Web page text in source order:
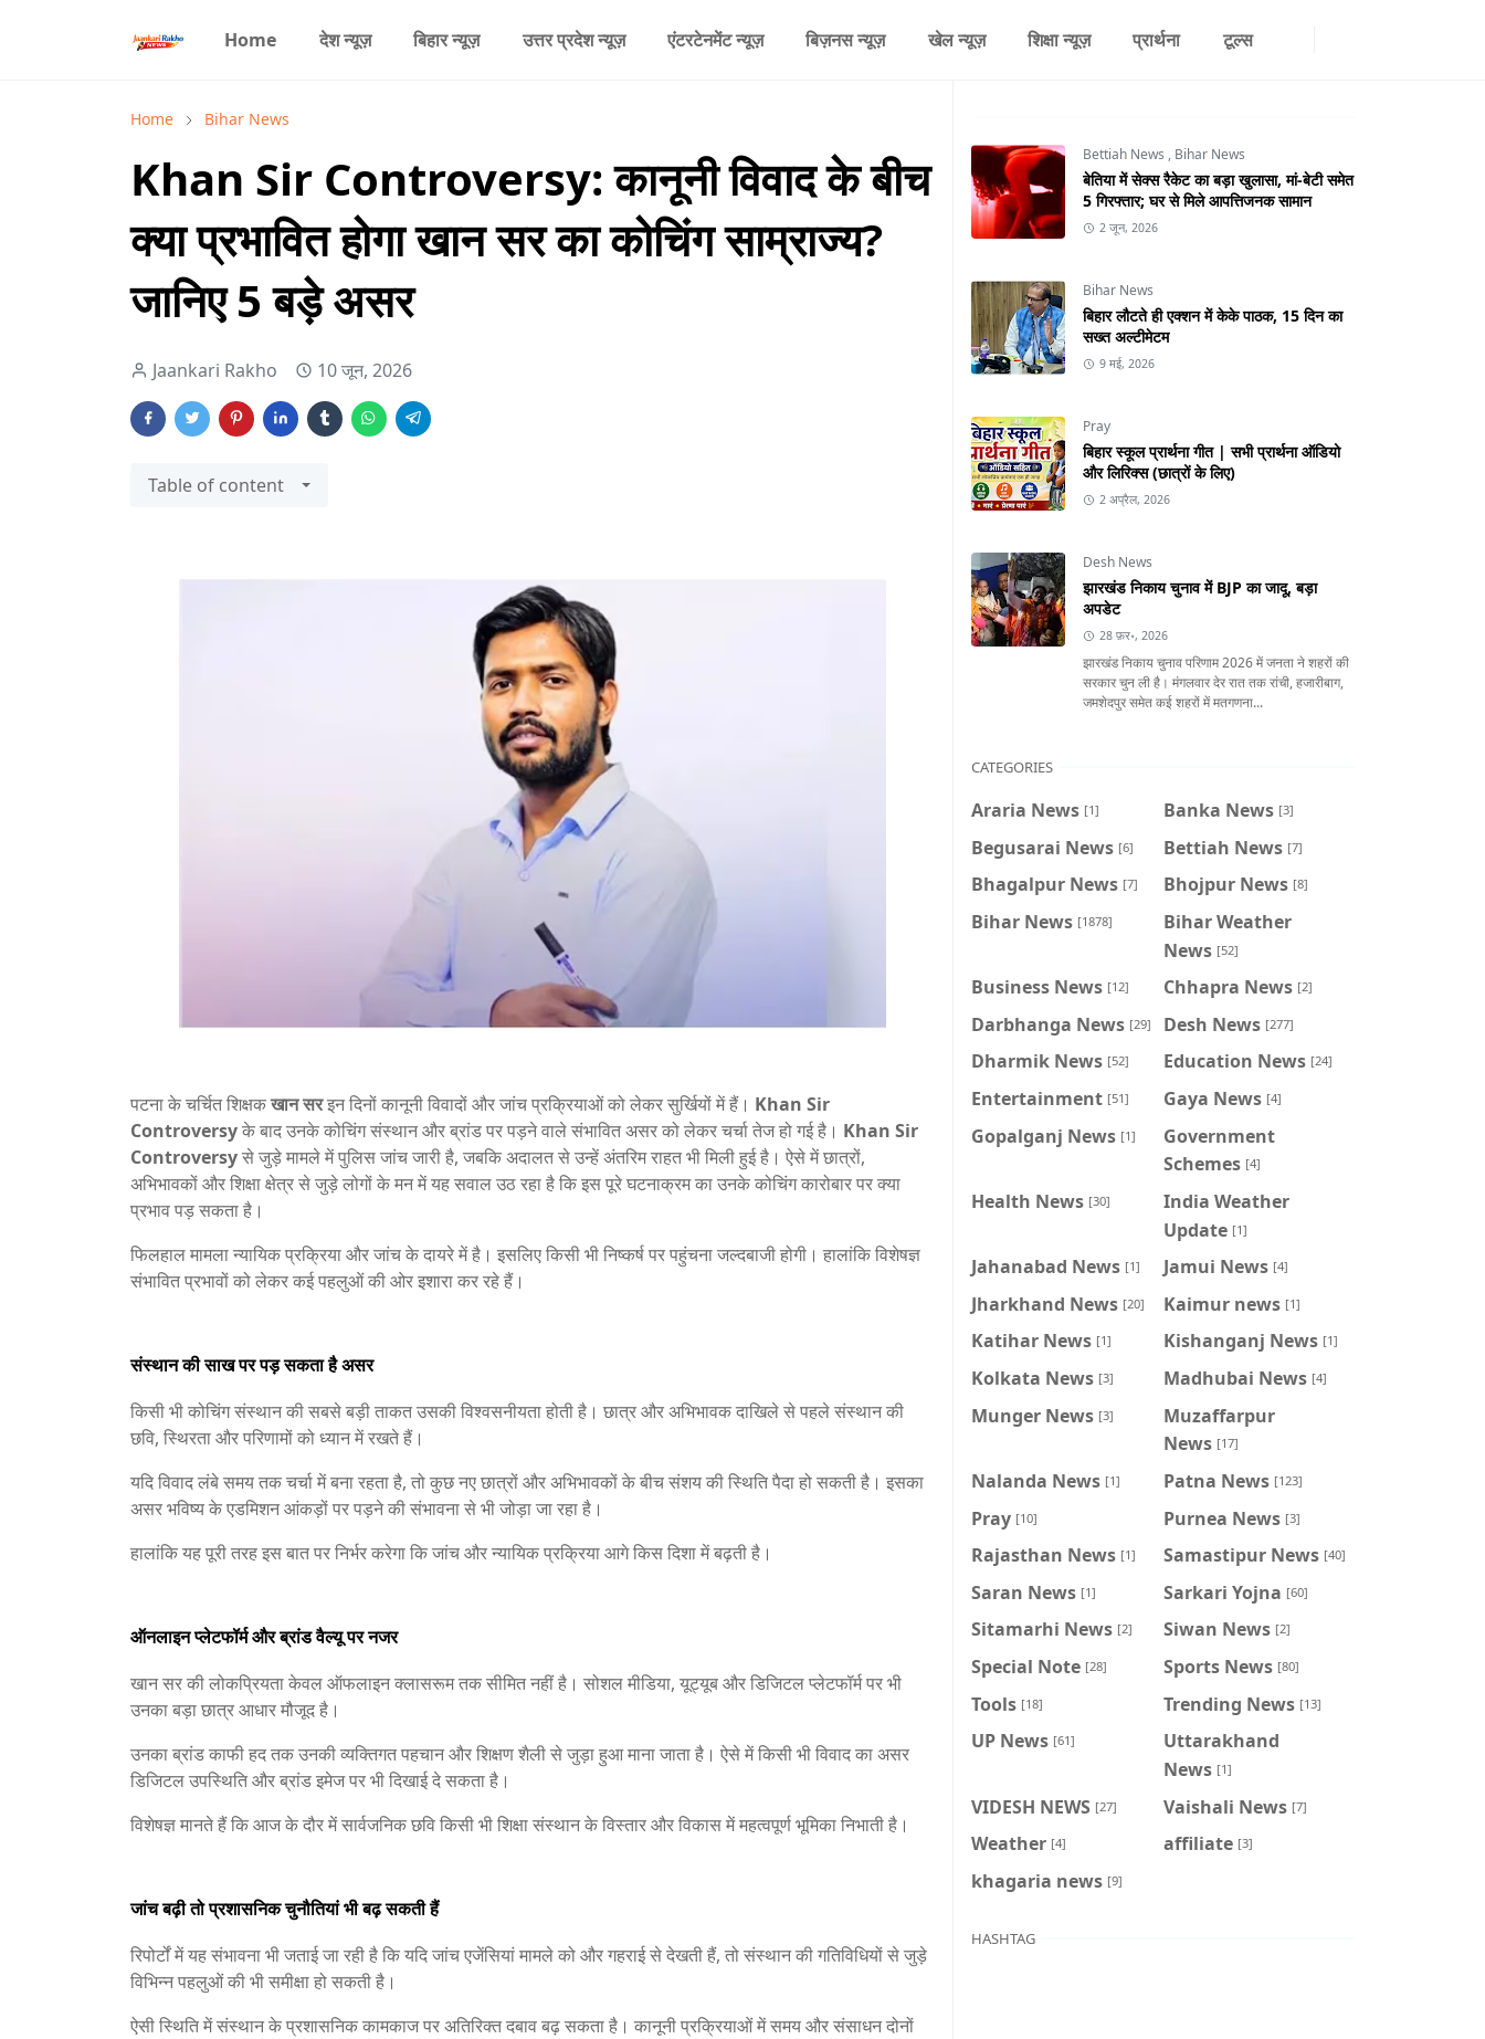
Home देश न्यूज़ बिहार न्यूज़ उत्तर प्रदेश न्यूज़ एंटरटेनमेंट न्यूज़ बिज़नस न्यूज़ खेल न्यूज़ शिक्षा न्यूज़ प्रार्थना टूल्स
Home Bihar News
Khan Sir Controversy: कानूनी विवाद के बीच
क्या प्रभावित होगा खान सर का कोचिंग साम्राज्य?
जानिए 5 बड़े असर
Jaankari Rakho 10 जून, 2026
Table of content
पटना के चर्चित शिक्षकखान सरइन दिनों कानूनी विवादों और जांच प्रक्रियाओं को लेकर सुर्खियों में हैं। Khan Sir
Controversyके बाद उनके कोचिंग संस्थान और ब्रांड पर पड़ने वाले संभावित असर को लेकर चर्चा तेज हो गई है। Khan Sir
Controversyसे जुड़े मामले में पुलिस जांच जारी है, जबकि अदालत से उन्हें अंतरिम राहत भी मिली हुई है। ऐसे में छात्रों,
अभिभावकों और शिक्षा क्षेत्र से जुड़े लोगों के मन में यह सवाल उठ रहा है कि इस पूरे घटनाक्रम का उनके कोचिंग कारोबार पर क्या
प्रभाव पड़ सकता है।
फिलहाल मामला न्यायिक प्रक्रिया और जांच के दायरे में है। इसलिए किसी भी निष्कर्ष पर पहुंचना जल्दबाजी होगी। हालांकि विशेषज्ञ
संभावित प्रभावों को लेकर कई पहलुओं की ओर इशारा कर रहे हैं।
संस्थान की साख पर पड़ सकता है असर
किसी भी कोचिंग संस्थान की सबसे बड़ी ताकत उसकी विश्वसनीयता होती है। छात्र और अभिभावक दाखिले से पहले संस्थान की
छवि, स्थिरता और परिणामों को ध्यान में रखते हैं।
यदि विवाद लंबे समय तक चर्चा में बना रहता है, तो कुछ नए छात्रों और अभिभावकों के बीच संशय की स्थिति पैदा हो सकती है। इसका
असर भविष्य के एडमिशन आंकड़ों पर पड़ने की संभावना से भी जोड़ा जा रहा है।
हालांकि यह पूरी तरह इस बात पर निर्भर करेगा कि जांच और न्यायिक प्रक्रिया आगे किस दिशा में बढ़ती है।
ऑनलाइन प्लेटफॉर्म और ब्रांड वैल्यू पर नजर
खान सर की लोकप्रियता केवल ऑफलाइन क्लासरूम तक सीमित नहीं है। सोशल मीडिया, यूट्यूब और डिजिटल प्लेटफॉर्म पर भी
उनका बड़ा छात्र आधार मौजूद है।
उनका ब्रांड काफी हद तक उनकी व्यक्तिगत पहचान और शिक्षण शैली से जुड़ा हुआ माना जाता है। ऐसे में किसी भी विवाद का असर
डिजिटल उपस्थिति और ब्रांड इमेज पर भी दिखाई दे सकता है।
विशेषज्ञ मानते हैं कि आज के दौर में सार्वजनिक छवि किसी भी शिक्षा संस्थान के विस्तार और विकास में महत्वपूर्ण भूमिका निभाती है।
जांच बढ़ी तो प्रशासनिक चुनौतियां भी बढ़ सकती हैं
रिपोर्टों में यह संभावना भी जताई जा रही है कि यदि जांच एजेंसियां मामले को और गहराई से देखती हैं, तो संस्थान की गतिविधियों से जुड़े
विभिन्न पहलुओं की भी समीक्षा हो सकती है।
ऐसी स्थिति में संस्थान के प्रशासनिक कामकाज पर अतिरिक्त दबाव बढ़ सकता है। कानूनी प्रक्रियाओं में समय और संसाधन दोनों
Bettiah News , Bihar News
बेतिया में सेक्स रैकेट का बड़ा खुलासा, मां-बेटी समेत
5 गिरफ्तार; घर से मिले आपत्तिजनक सामान
2 जून, 2026
Bihar News
बिहार लौटते ही एक्शन में केके पाठक, 15 दिन का
सख्त अल्टीमेटम
9 मई, 2026
Pray
बिहार स्कूल प्रार्थना गीत | सभी प्रार्थना ऑडियो
और लिरिक्स (छात्रों के लिए)
2 अप्रैल, 2026
Desh News
झारखंड निकाय चुनाव में BJP का जादू, बड़ा
अपडेट
28 फ़र॰, 2026
झारखंड निकाय चुनाव परिणाम 2026 में जनता ने शहरों की
सरकार चुन ली है। मंगलवार देर रात तक रांची, हजारीबाग,
जमशेदपुर समेत कई शहरों में मतगणना...
CATEGORIES
Araria News [1] Banka News [3]
Begusarai News [6] Bettiah News [7]
Bhagalpur News [7] Bhojpur News [8]
Bihar News [1878]
Bihar Weather
News [52]
Business News [12] Chhapra News [2]
Darbhanga News [29] Desh News [277]
Dharmik News [52] Education News [24]
Entertainment [51] Gaya News [4]
Gopalganj News [1]
Government
Schemes [4]
Health News [30]
India Weather
Update [1]
Jahanabad News [1] Jamui News [4]
Jharkhand News [20] Kaimur news [1]
Katihar News [1] Kishanganj News [1]
Kolkata News [3] Madhubai News [4]
Munger News [3]
Muzaffarpur
News [17]
Nalanda News [1] Patna News [123]
Pray [10] Purnea News [3]
Rajasthan News [1] Samastipur News [40]
Saran News [1] Sarkari Yojna [60]
Sitamarhi News [2] Siwan News [2]
Special Note [28] Sports News [80]
Tools [18] Trending News [13]
UP News [61]
Uttarakhand
News [1]
VIDESH NEWS [27] Vaishali News [7]
Weather [4] affiliate [3]
khagaria news [9]
HASHTAG